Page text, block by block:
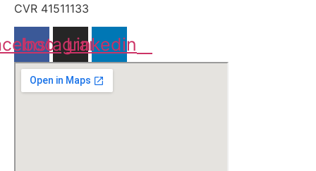
CVR 41511133
Instagram
Linkedin